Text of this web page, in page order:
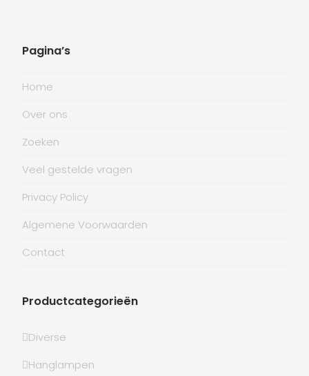
Pagina’s
Home
Over ons
Zoeken
Veel gestelde vragen
Privacy Policy
Algemene Voorwaarden
Contact
Productcategorieën
Diverse
Hanglampen